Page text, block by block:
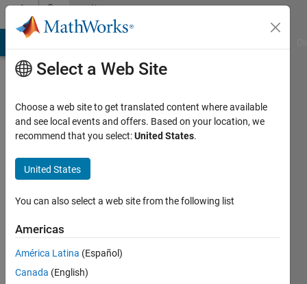
Skip to contentCommunity
Profile
Last
year ago
since
Followers:
Select a Web Site
Choose a web site to get translated content where available
and see local events and offers. Based on your location, we
recommend that you select:United States.
United States
You can also select a web site from the following list
Americas
América Latina (Español)
Canada (English)